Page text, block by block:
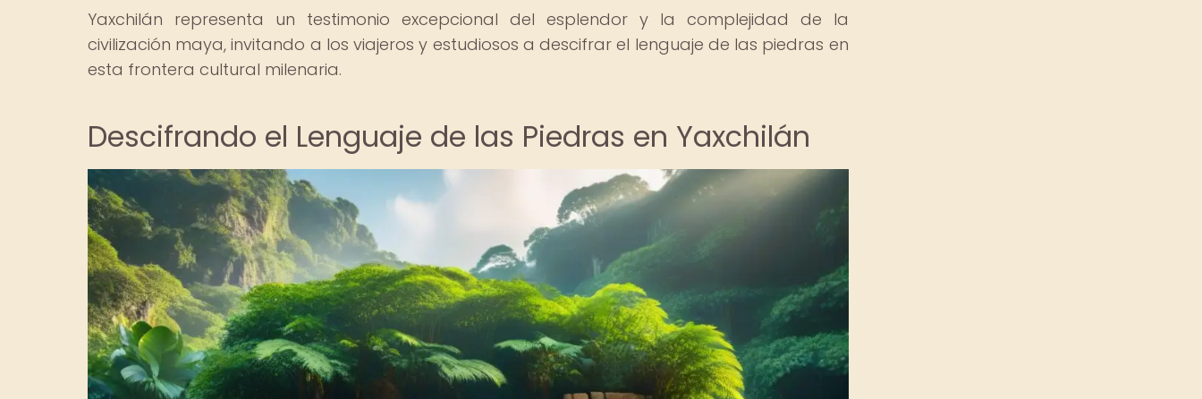
Yaxchilán representa un testimonio excepcional del esplendor y la complejidad de la
civilización maya, invitando a los viajeros y estudiosos a descifrar el lenguaje de las piedras en
esta frontera cultural milenaria.
Descifrando el Lenguaje de las Piedras en Yaxchilán